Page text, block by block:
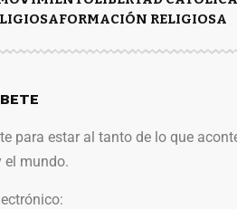
FORMACIÓN RELIGIOSA
para estar al tanto de lo que
el mundo.